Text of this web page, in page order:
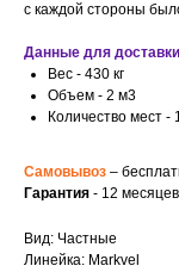
с каждой стороны
Данные для
Вес - 430 кг
Объем - 2 м3
Количество мест -
Самовывоз –
Гарантия - 12
Вид: Частные
Линейка: Markvel